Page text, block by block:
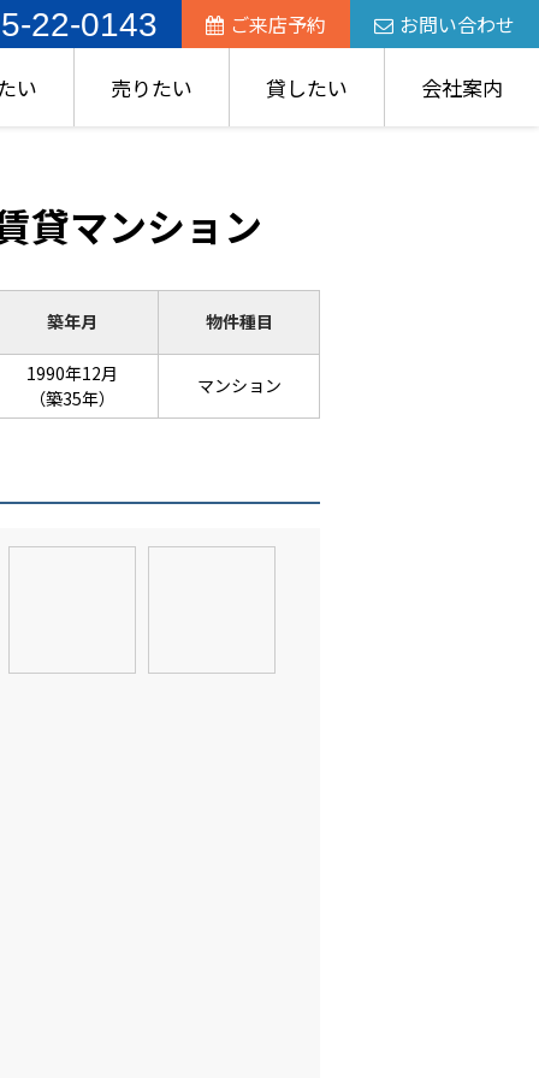
22-0143 ご来店予約 お問い合わせ
い 売りたい 貸したい 会社案内
貸マンション
築年月 物件種目
1990年12月
（築35年）
マンション